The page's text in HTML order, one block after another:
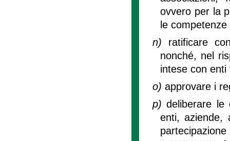
ovvero per la
le
n) ratificare
nonché, nel
intese con
o) approvare i
p)deliberare le
enti, aziende,